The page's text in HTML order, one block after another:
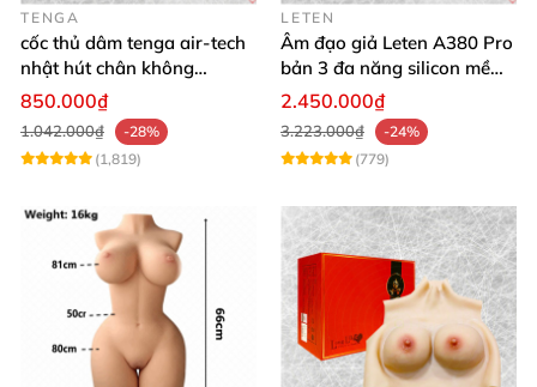
TENGA
cốc thủ dâm tenga air-tech
nhật hút chân không
silicone cao cấp nam
850.000₫
1.042.000₫
-28%
(1,819)
LETEN
Âm đạo giả Leten A380 Pro
bản 3 đa năng silicon mềm
mại
2.450.000₫
3.223.000₫
-24%
(779)